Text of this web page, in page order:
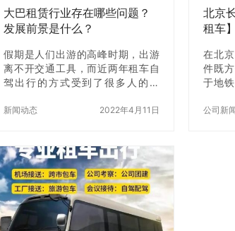
大巴租赁行业存在哪些问题？
发展前景是什么？
假期是人们出游的高峰时期，出游
离不开交通工具，而近两年租车自
驾出行的方式受到了很多人的青
来，不论是租大巴、中巴、小巴还
业存在哪些问题呢?今天就让【北京
租车】小编来和大家聊一聊。
大家都知道，旅行社的标配就是大
巴车，随着假期的旅游热潮，大巴
租赁市场达到了如火如荼的地步。
不少大巴车租赁公司都需要加班加
新闻动态 2022年4月11日
北京
租车
在北
件既
于地
行、
公司新